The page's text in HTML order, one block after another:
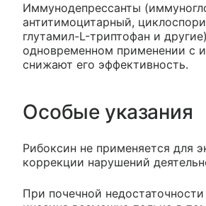
Иммунодепрессанты
антитимоцитарный,
глутамил-L-триптофан и
одновременном применении с
снижают его эффективность.
Особые указания
Рибоксин не применяется для
коррекции нарушений
При почечной